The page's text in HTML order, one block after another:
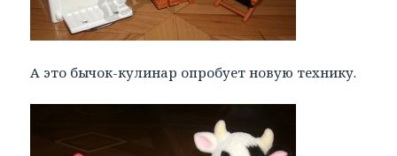
А это бычок-кулинар опробует новую технику.